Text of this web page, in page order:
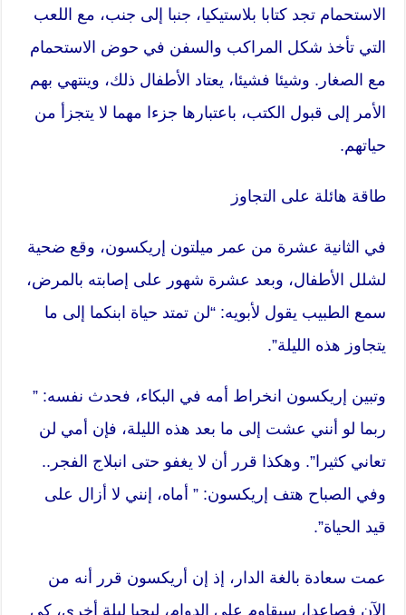
الاستحمام تجد كتابا بلاستيكيا، جنبا إلى جنب، مع اللعب
التي تأخذ شكل المراكب والسفن في حوض الاستحمام
مع الصغار. وشيئا فشيئا، يعتاد الأطفال ذلك، وينتهي بهم
الأمر إلى قبول الكتب، باعتبارها جزءا مهما لا يتجزأ من
حياتهم.
طاقة هائلة على التجاوز
في الثانية عشرة من عمر ميلتون إريكسون، وقع ضحية
لشلل الأطفال، وبعد عشرة شهور على إصابته بالمرض،
سمع الطبيب يقول لأبويه: “لن تمتد حياة ابنكما إلى ما
يتجاوز هذه الليلة”.
وتبين إريكسون انخراط أمه في البكاء، فحدث نفسه: ”
ربما لو أنني عشت إلى ما بعد هذه الليلة، فإن أمي لن
تعاني كثيرا”. وهكذا قرر أن لا يغفو حتى انبلاج الفجر..
وفي الصباح هتف إريكسون: ” أماه، إنني لا أزال على
قيد الحياة”.
عمت سعادة بالغة الدار، إذ إن أريكسون قرر أنه من
الآن فصاعدا، سيقاوم على الدوام، ليحيا ليلة أخرى، كي